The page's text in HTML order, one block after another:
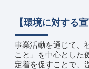
【環境に対する宣
事業活動を通じて、
こと」を中心とした
定着を促すことで、